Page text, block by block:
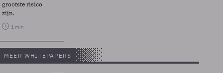
grootste risico
zijn.
1 min
MEER WHITEPAPERS